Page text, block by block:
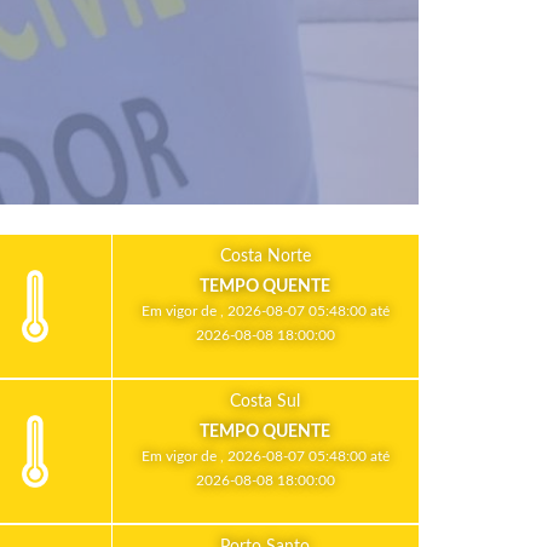
Costa Norte
TEMPO QUENTE
Em vigor de , 2026-08-07 05:48:00 até
2026-08-08 18:00:00
Costa Sul
TEMPO QUENTE
Em vigor de , 2026-08-07 05:48:00 até
2026-08-08 18:00:00